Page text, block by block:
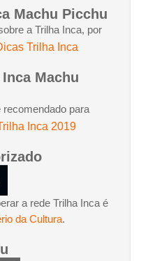
Machu Picchu
a Trilha Inca, por
Trilha Inca
Machu
para
Inca 2019
a rede Trilha Inca é
da Cultura.